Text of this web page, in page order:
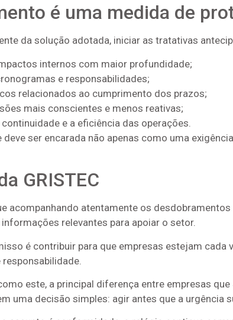
é uma medida de
da solução adotada, iniciar as tratativas
internos com maior profundidade;
e responsabilidades;
relacionados ao cumprimento dos prazos;
mais conscientes e menos reativas;
continuidade e a eficiência das operações.
ser encarada não apenas como uma
GRISTEC
acompanhando atentamente os
relevantes para apoiar o setor.
é contribuir para que empresas estejam
este, a principal diferença entre empresas
uma decisão simples: agir antes que a urgência